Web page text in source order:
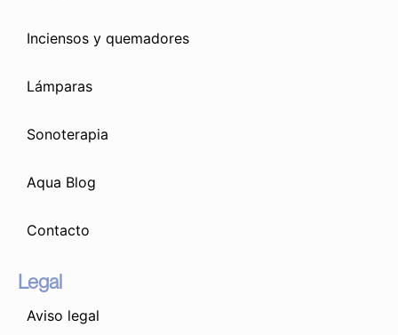
Inciensos y quemadores
Lámparas
Sonoterapia
Aqua Blog
Contacto
Legal
Aviso legal